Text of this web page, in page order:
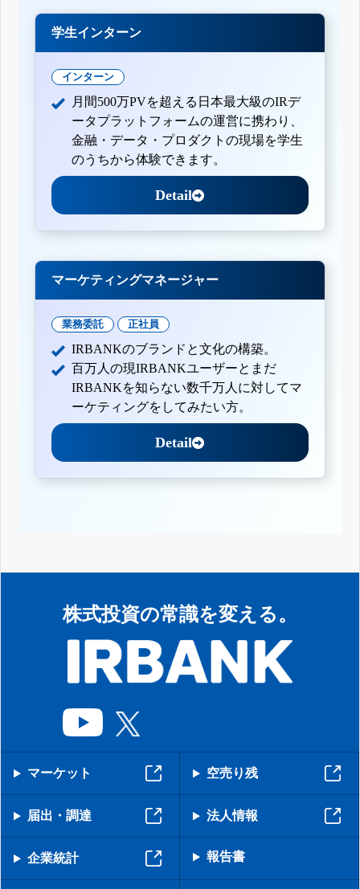
学生インターン
インターン
月間500万PVを超える日本最大級のIRデ
ータプラットフォームの運営に携わり、
金融・データ・プロダクトの現場を学生
のうちから体験できます。
Detail
マーケティングマネージャー
業務委託 正社員
IRBANKのブランドと文化の構築。
百万人の現IRBANKユーザーとまだ
IRBANKを知らない数千万人に対してマ
ーケティングをしてみたい方。
Detail
株式投資の常識を変える。
マーケット 空売り残
届出・調達 法人情報
企業統計 報告書